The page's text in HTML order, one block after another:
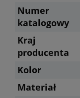
Numer
katalogowy
Kraj
producenta
Kolor
Materiał